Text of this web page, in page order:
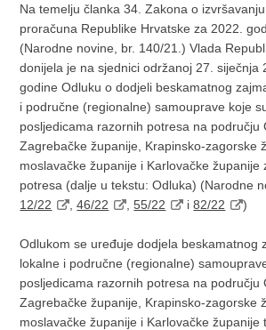
Na temelju članka 34. Zakona o
proračuna Republike Hrvatske za 2022.
(Narodne novine, br. 140/21.) Vlada
donijela je na sjednici održanoj 27. siječnja
godine Odluku o dodjeli beskamatnog
i područne (regionalne) samouprave koje
posljedicama razornih potresa na području
Zagrebačke županije, Krapinsko-zagorske
moslavačke županije i Karlovačke županije
potresa (dalje u tekstu: Odluka) (Narodne
12/22
,46/22 ,55/22 i82/22 )
Odlukom se uređuje dodjela beskamatnog
lokalne i područne (regionalne)
posljedicama razornih potresa na području
Zagrebačke županije, Krapinsko-zagorske
moslavačke županije i Karlovačke županije